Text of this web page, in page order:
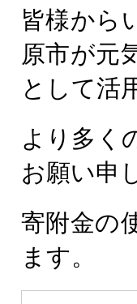
皆様から
原市が元
として活
より多く
お願い申
寄附金の
ます。